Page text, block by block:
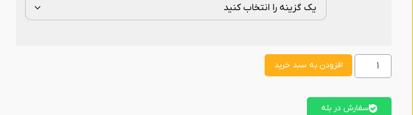
افزودن به سبد خرید
سفارش در بله